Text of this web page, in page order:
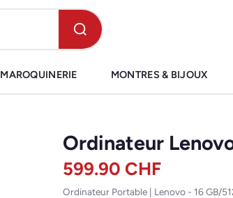
MAROQUINERIE MONTRES & BIJOUX
Ordinateur
599.90 CHF
Ordinateur Portable | Lenovo - 16 GB/